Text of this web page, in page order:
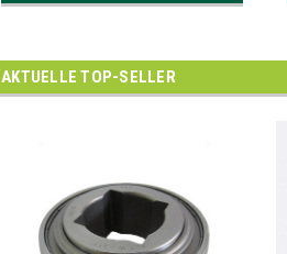
AKTUELLE TOP-SELLER